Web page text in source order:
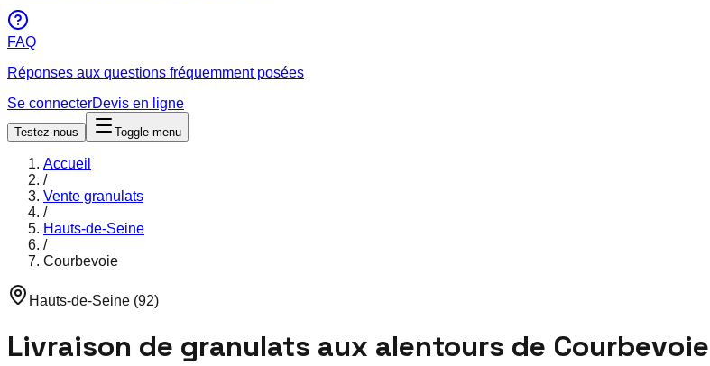
FAQ
Réponses aux questions fréquemment posées
Se connecterDevis en ligne
Testez-nous Toggle menu
Accueil
/
Vente granulats
/
Hauts-de-Seine
/
Courbevoie
Hauts-de-Seine (92)
Livraison de granulats aux alentours de Courbevoie